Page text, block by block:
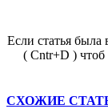
Если статья была
( Cntr+D )
СХОЖИЕ